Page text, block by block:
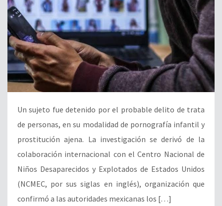
Un sujeto fue detenido por el probable delito de trata
de personas, en su modalidad de pornografía infantil y
prostitución ajena. La investigación se derivó de la
colaboración internacional con el Centro Nacional de
Niños Desaparecidos y Explotados de Estados Unidos
(NCMEC, por sus siglas en inglés), organización que
confirmó a las autoridades mexicanas los […]